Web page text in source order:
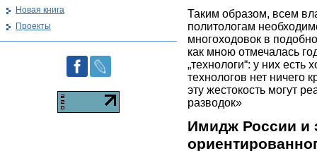
Таким образом, всем
политологам
многоходовок в
как мною отмечалась
„технологи“: у них
технологов нет ничего
эту жестокость могут
разводок»
Имидж России и
Новая книга
Проекты